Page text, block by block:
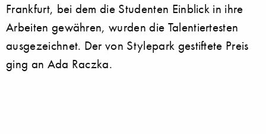
Frankfurt, bei dem die Studenten Einblick in ihre
Arbeiten gewähren, wurden die Talentiertesten
ausgezeichnet. Der von Stylepark gestiftete Preis
ging an Ada Raczka.